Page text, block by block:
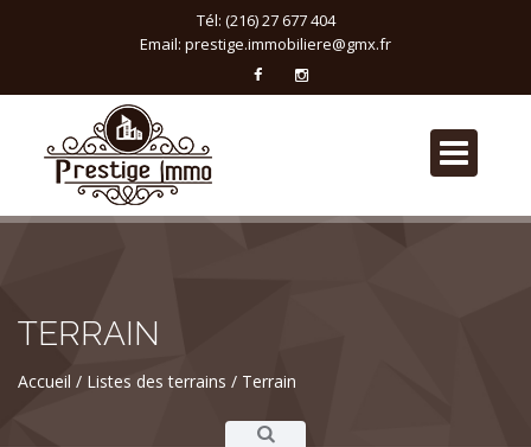
Tél: (216) 27 677 404
Email: prestige.immobiliere@gmx.fr
TERRAIN
Accueil Listes des terrains Terrain